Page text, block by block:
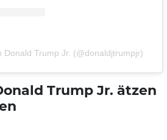
Donald Trump Jr. (@donaldjtrumpjr)
Trump Jr. ätzen